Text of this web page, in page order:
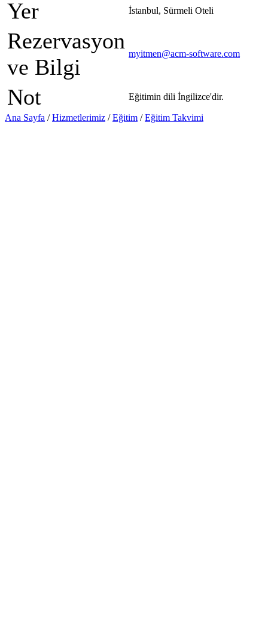
Yer İstanbul, Sürmeli Oteli
Rezervasyon
ve Bilgi
myitmen@acm-software.com
Not Eğitimin dili İngilizce'dir.
Ana Sayfa /Hizmetlerimiz /Eğitim /Eğitim Takvimi